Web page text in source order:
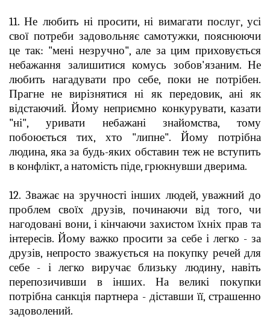
11. Не любить ні просити, ні вимагати послуг, усі
свої потреби задовольняє самотужки, пояснюючи
це так: "мені незручно", але за цим приховується
небажання залишитися комусь зобов'язаним. Не
любить нагадувати про себе, поки не потрібен.
Прагне не вирізнятися ні як передовик, ані як
відстаючий. Йому неприємно конкурувати, казати
"ні", уривати небажані знайомства, тому
побоюється тих, хто "липне". Йому потрібна
людина, яка за будь-яких обставин теж не вступить
в конфлікт, а натомість піде, грюкнувши дверима.
12. Зважає на зручності інших людей, уважний до
проблем своїх друзів, починаючи від того, чи
нагодовані вони, і кінчаючи захистом їхніх прав та
інтересів. Йому важко просити за себе і легко - за
друзів, непросто зважується на покупку речей для
себе - і легко виручає близьку людину, навіть
перепозичивши в інших. На великі покупки
потрібна санкція партнера - діставши її, страшенно
задоволений.